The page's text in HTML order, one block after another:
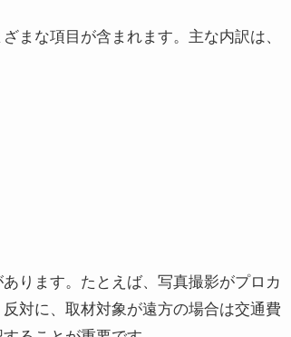
まな項目が含まれます。主な内訳は、
ります。たとえば、写真撮影がプロカ
対に、取材対象が遠方の場合は交通費